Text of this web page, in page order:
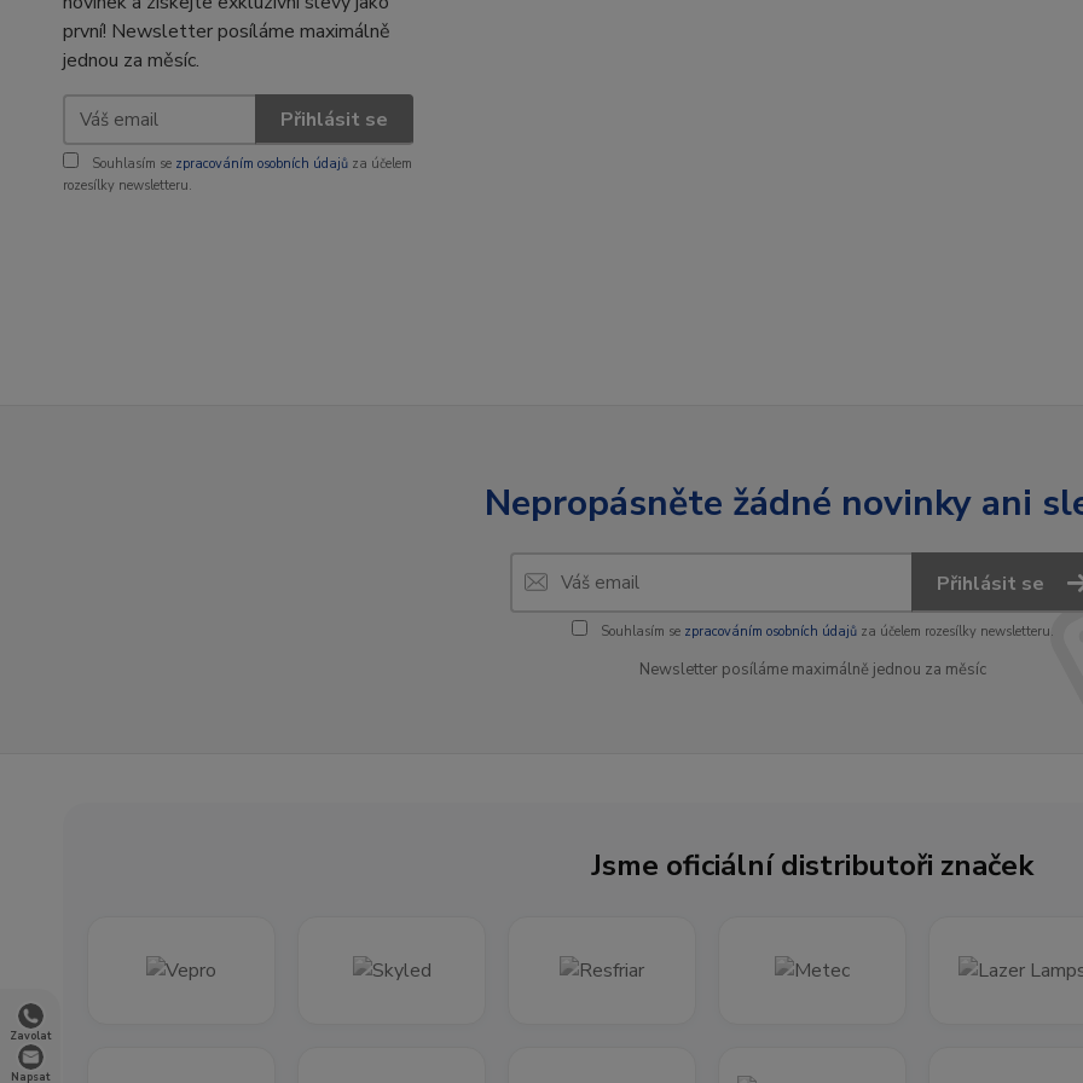
Zavolat
Napsat
první! Newsletter posíláme maximálně
jednou za měsíc.
Přihlásit se
Souhlasím se zpracováním osobních údajů za účelem
rozesílky newsletteru.
Nepropásněte žádné novinky ani
Přihlásit se
Souhlasím se zpracováním osobních údajůza účelem rozesílky newsletteru.
Newsletter posíláme maximálně jednou za měsíc
Jsme oficiální distributoři značek